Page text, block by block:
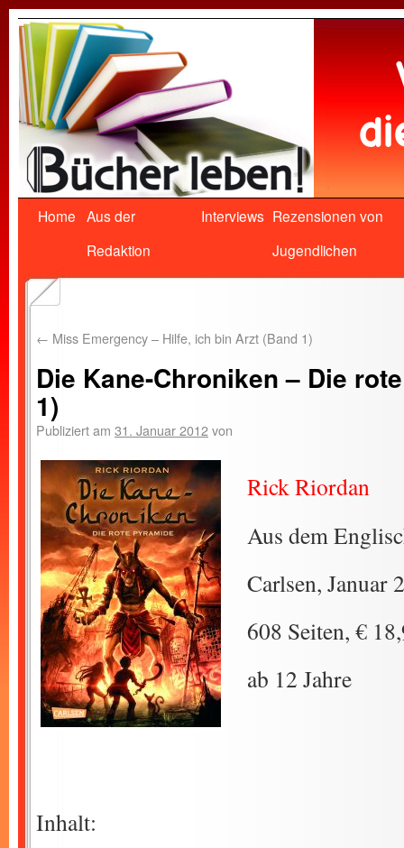
Home Aus der
Redaktion
Interviews Rezensionen von
Jugendlichen
← Miss Emergency – Hilfe, ich bin Arzt (Band 1)
Die Kane-Chroniken – Die
1)
Publiziert am 31. Januar 2012von
Rick Riordan
Aus dem
Carlsen, Januar
608 Seiten, €
ab 12 Jahre
Inhalt: